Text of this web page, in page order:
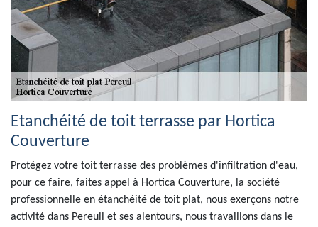
Etanchéité de toit terrasse par Hortica
Couverture
Protégez votre toit terrasse des problèmes d'infiltration d'eau,
pour ce faire, faites appel à Hortica Couverture, la société
professionnelle en étanchéité de toit plat, nous exerçons notre
activité dans Pereuil et ses alentours, nous travaillons dans le